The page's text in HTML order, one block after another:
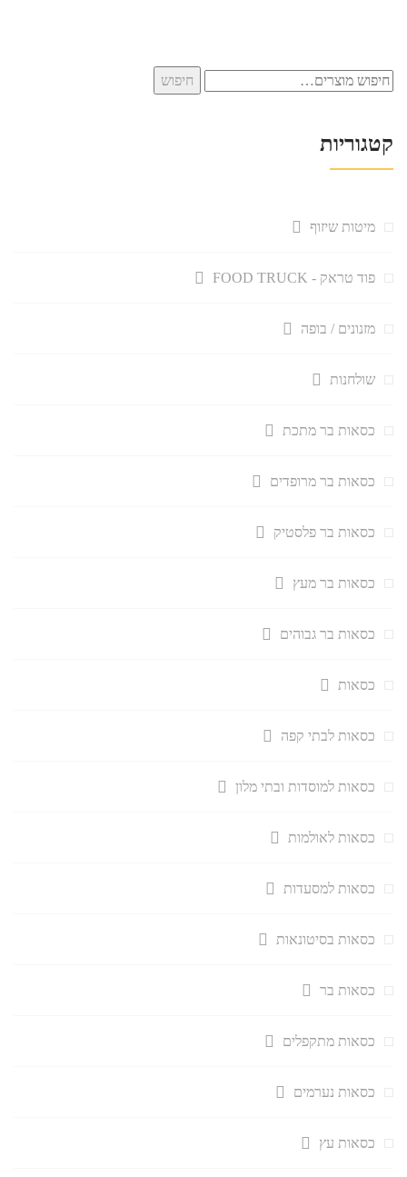
חיפוש
חיפוש
קטגוריות
מיטות שיזוף
פוד טראק - FOOD TRUCK
מזנונים / בופה
שולחנות
כסאות בר מתכת
כסאות בר מרופדים
כסאות בר פלסטיק
כסאות בר מעץ
כסאות בר גבוהים
כסאות
כסאות לבתי קפה
כסאות למוסדות ובתי מלון
כסאות לאולמות
כסאות למסעדות
כסאות בסיטונאות
כסאות בר
כסאות מתקפלים
כסאות נערמים
כסאות עץ